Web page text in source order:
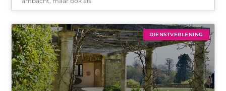
DIENSTVERLENING